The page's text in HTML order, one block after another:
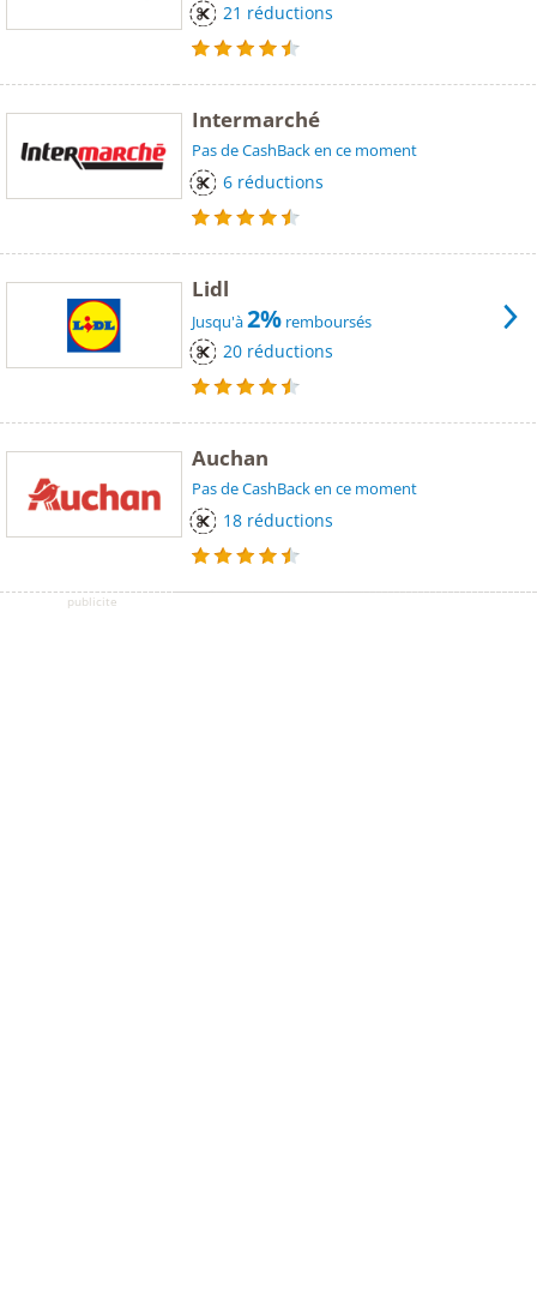
21 réductions
Intermarché
Pas de CashBack en ce moment
6 réductions
Lidl
Jusqu'à2% remboursés
20 réductions
Auchan
Pas de CashBack en ce moment
18 réductions